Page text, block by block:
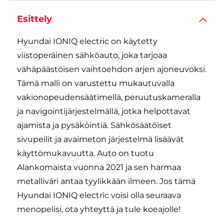
Esittely
Hyundai IONIQ electric on käytetty
viistoperäinen sähköauto, joka tarjoaa
vähäpäästöisen vaihtoehdon arjen ajoneuvoksi.
Tämä malli on varustettu mukautuvalla
vakionopeudensäätimellä, peruutuskameralla
ja navigointijärjestelmällä, jotka helpottavat
ajamista ja pysäköintiä. Sähkösäätöiset
sivupeilit ja avaimeton järjestelmä lisäävät
käyttömukavuutta. Auto on tuotu
Alankomaista vuonna 2021 ja sen harmaa
metalliväri antaa tyylikkään ilmeen. Jos tämä
Hyundai IONIQ electric voisi olla seuraava
menopelisi, ota yhteyttä ja tule koeajolle!